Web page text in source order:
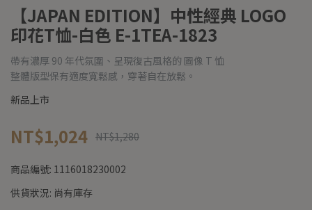
【JAPAN EDITION】中性經典 LOGO
印花T恤-白色 E-1TEA-1823
帶有濃厚 90 年代氛圍、呈現復古風格的 圖像 T 恤
整體版型保有適度寬鬆感，穿著自在放鬆。
新品上市
NT$1,024 NT$1,280
商品編號: 1116018230002
供貨狀況: 尚有庫存